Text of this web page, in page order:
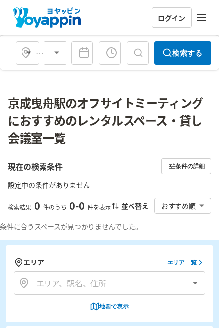
ログイン
会場タイプ 検索する
京成曳舟駅のオフサイトミーティング
におすすめのレンタルスペース・貸し
会議室一覧
現在の検索条件 条件の詳細
設定中の条件がありません
検索結果 0 件のうち 0-0 件を表示 並べ替え おすすめ順
条件に合うスペースが見つかりませんでした。
エリア エリア一覧
地図で表示